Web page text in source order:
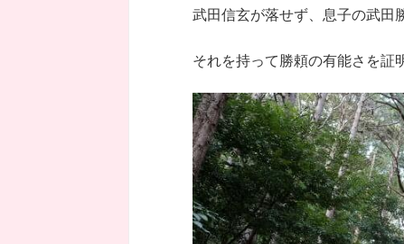
武田信玄が落せず、息子の武田
それを持って勝頼の有能さを証